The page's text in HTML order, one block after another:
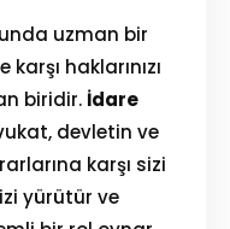
uzman bir
haklarınızı
biridir. İdare
devletin ve
karşı sizi
yürütür ve